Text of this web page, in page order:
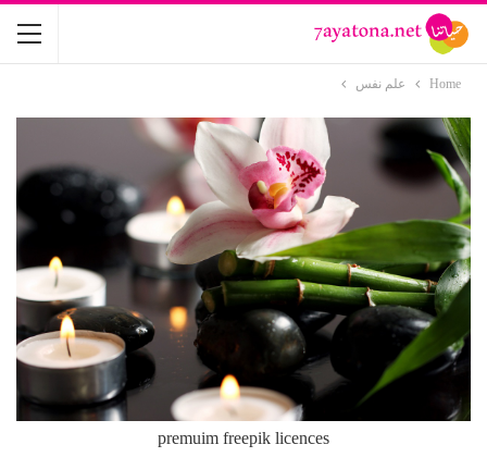
Home علم نفس
premuim freepik licences